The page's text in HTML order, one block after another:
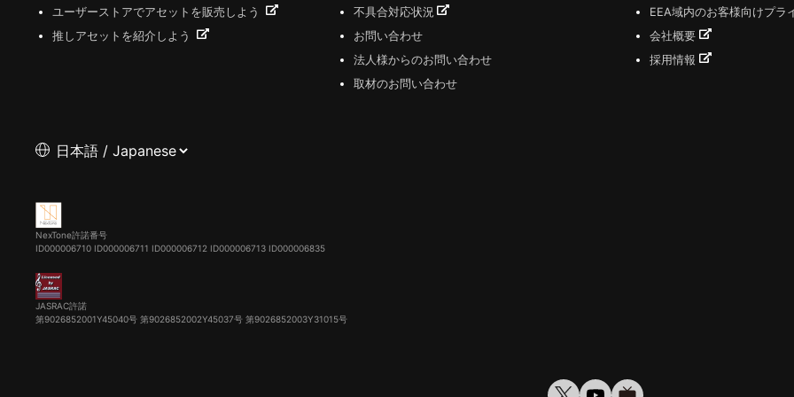
ユーザーストアでアセットを販売しよう
推しアセットを紹介しよう
不具合対応状況
お問い合わせ
法人様からのお問い合わせ
取材のお問い合わせ
EEA域内のお客様向けプラ
会社概要
採用情報
NexTone許諾番号
ID000006710 ID000006711 ID000006712 ID000006713 ID000006835
JASRAC許諾
第9026852001Y45040号 第9026852002Y45037号 第9026852003Y31015号